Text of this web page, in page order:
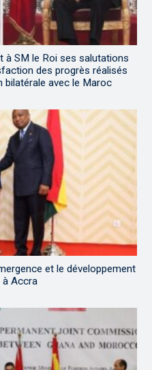
à SM le Roi ses salutations
des progrès réalisés
bilatérale avec le Maroc
et le développement
à Accra